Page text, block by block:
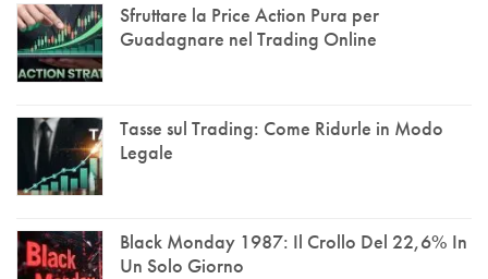
Sfruttare la Price Action Pura per
Guadagnare nel Trading Online
Tasse sul Trading: Come Ridurle in Modo
Legale
Black Monday 1987: Il Crollo Del 22,6% In
Un Solo Giorno